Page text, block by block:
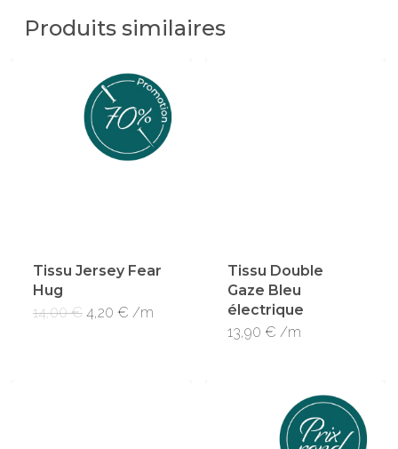
Produits similaires
Tissu Jersey Fear
Hug
14,00€ Le
4,20 €Le
/m
Tissu Double
Gaze Bleu
électrique
13,90 € /m